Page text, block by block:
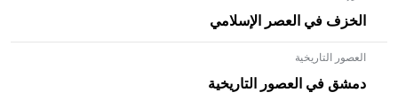
الخزف في العصر الإسلامي
العصور التاريخية
دمشق في العصور التاريخية
- هل تعلم أن الأبلق نوع من الفنون الهندسية التي ارتبطت
بالعمارة الإسلامية في بلاد الشام ومصر خاصة، حيث يحرص
المعمار على بناء مداميكه وخاصة في الواجهات